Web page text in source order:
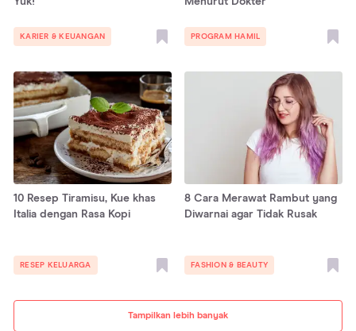
Tampilkan lebih banyak
KARIER & KEUANGAN PROGRAM HAMIL
10 Resep Tiramisu, Kue khas
Italia dengan Rasa Kopi
RESEP KELUARGA
8 Cara Merawat Rambut yang
Diwarnai agar Tidak Rusak
FASHION & BEAUTY